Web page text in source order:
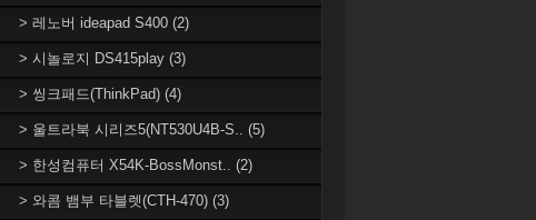
> 레노버 ideapad S400 (2)
> 시놀로지 DS415play (3)
> 씽크패드(ThinkPad) (4)
> 울트라북 시리즈5(NT530U4B-S.. (5)
> 한성컴퓨터 X54K-BossMonst.. (2)
> 와콤 뱀부 타블렛(CTH-470) (3)